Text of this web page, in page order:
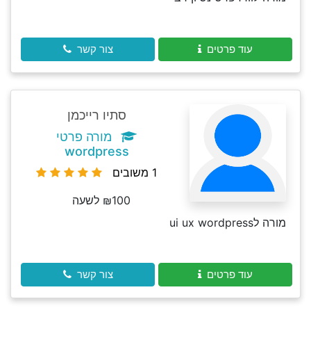
עוד פרטים צור קשר
סתיו רייכמן
מורה פרטי
wordpress
1 משובים
₪100 לשעה
מורה לui ux wordpress
עוד פרטים צור קשר